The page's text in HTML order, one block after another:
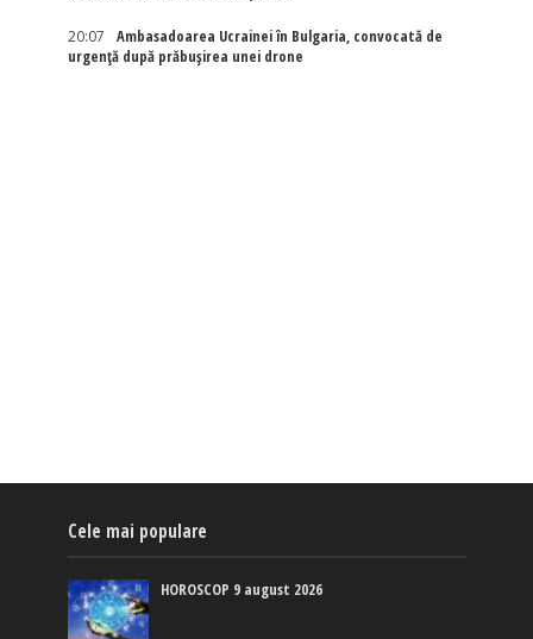
20:07
Ambasadoarea Ucrainei în Bulgaria, convocată de
urgență după prăbușirea unei drone
Cele mai populare
HOROSCOP 9 august 2026